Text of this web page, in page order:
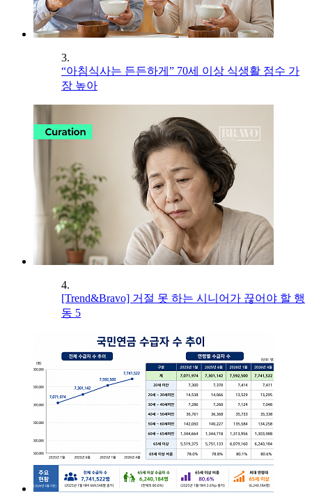
3.
“아침식사는 든든하게” 70세 이상 식생활 점수 가
장 높아
4.
[Trend&Bravo] 거절 못 하는 시니어가 끊어야 할 행
동 5